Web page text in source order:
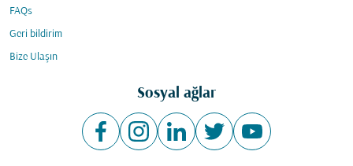
FAQs
Geri bildirim
Bize Ulaşın
Sosyal ağlar